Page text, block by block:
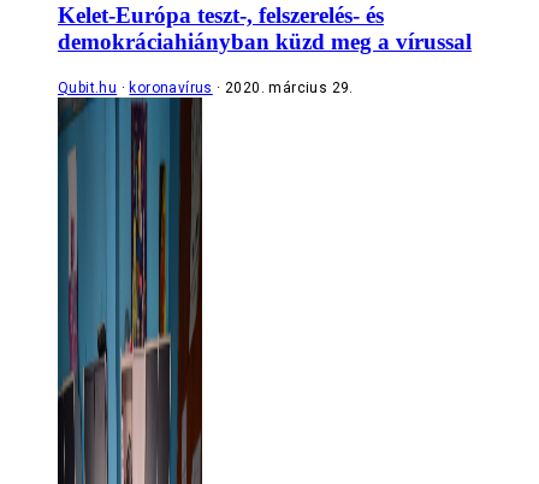
Kelet-Európa teszt-, felszerelés- és
demokráciahiányban küzd meg a vírussal
Qubit.hu koronavírus 2020. március 29.